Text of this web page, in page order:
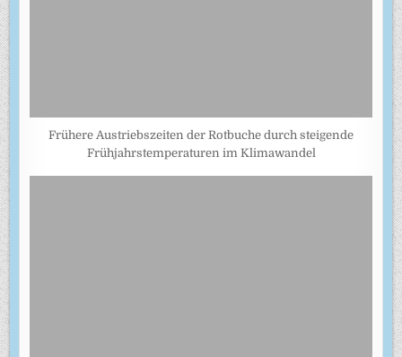
Frühere Austriebszeiten der Rotbuche durch steigende
Frühjahrstemperaturen im Klimawandel